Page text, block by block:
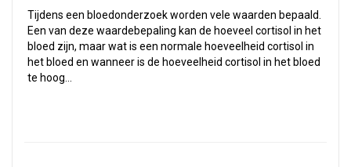
Tijdens een bloedonderzoek worden vele waarden bepaald.
Een van deze waardebepaling kan de hoeveel cortisol in het
bloed zijn, maar wat is een normale hoeveelheid cortisol in
het bloed en wanneer is de hoeveelheid cortisol in het bloed
te hoog…